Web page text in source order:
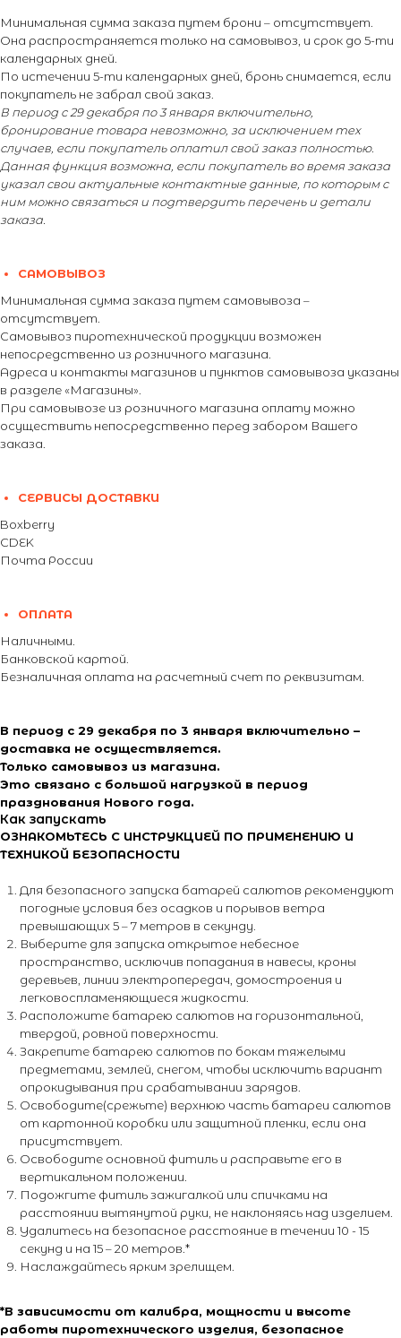
Минимальная сумма заказа путем брони – отсутствует.
Она распространяется только на самовывоз, и срок до 5-ти
календарных дней.
По истечении 5-ти календарных дней, бронь снимается, если
покупатель не забрал свой заказ.
В период с 29 декабря по 3 января включительно,
бронирование товара невозможно, за исключением тех
случаев, если покупатель оплатил свой заказ полностью.
Данная функция возможна, если покупатель во время заказа
указал свои актуальные контактные данные, по которым с
ним можно связаться и подтвердить перечень и детали
заказа.
САМОВЫВОЗ
Минимальная сумма заказа путем самовывоза –
отсутствует.
Самовывоз пиротехнической продукции возможен
непосредственно из розничного магазина.
Адреса и контакты магазинов и пунктов самовывоза указаны
в разделе «Магазины».
При самовывозе из розничного магазина оплату можно
осуществить непосредственно перед забором Вашего
заказа.
СЕРВИСЫ ДОСТАВКИ
Boxberry
CDEK
Почта России
ОПЛАТА
Наличными.
Банковской картой.
Безналичная оплата на расчетный счет по реквизитам.
В период с 29 декабря по 3 января включительно –
доставка не осуществляется.
Только самовывоз из магазина.
Это связано с большой нагрузкой в период
празднования Нового года.
Как запускать
ОЗНАКОМЬТЕСЬ С ИНСТРУКЦИЕЙ ПО ПРИМЕНЕНИЮ И
ТЕХНИКОЙ БЕЗОПАСНОСТИ
Для безопасного запуска батарей салютов рекомендуют
погодные условия без осадков и порывов ветра
превышающих 5 – 7 метров в секунду.
Выберите для запуска открытое небесное
пространство, исключив попадания в навесы, кроны
деревьев, линии электропередач, домостроения и
легковоспламеняющиеся жидкости.
Расположите батарею салютов на горизонтальной,
твердой, ровной поверхности.
Закрепите батарею салютов по бокам тяжелыми
предметами, землей, снегом, чтобы исключить вариант
опрокидывания при срабатывании зарядов.
Освободите(срежьте) верхнюю часть батареи салютов
от картонной коробки или защитной пленки, если она
присутствует.
Освободите основной фитиль и расправьте его в
вертикальном положении.
Подожгите фитиль зажигалкой или спичками на
расстоянии вытянутой руки, не наклоняясь над изделием.
Удалитесь на безопасное расстояние в течении 10 - 15
секунд и на 15 – 20 метров.*
Наслаждайтесь ярким зрелищем.
*В зависимости от калибра, мощности и высоте
работы пиротехнического изделия, безопасное
+7 (495) 795-50-50
ежедневно с 10:00 до 20:00
Адрес офиса:
г. Москва, ул. Тимирязевская, д. 2/3